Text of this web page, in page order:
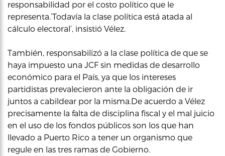
responsabilidad por el costo político que le
representa.’Todavía la clase política está atada al
cálculo electoral’, insistió Vélez.
También, responsabilizó a la clase política de que se
haya impuesto una JCF sin medidas de desarrollo
económico para el País, ya que los intereses
partidistas prevalecieron ante la obligación de ir
juntos a cabildear por la misma.De acuerdo a Vélez
precisamente la falta de disciplina fiscal y el mal juicio
en el uso de los fondos públicos son los que han
llevado a Puerto Rico a tener un organismo que
regule en las tres ramas de Gobierno.